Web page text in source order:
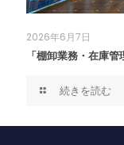
2026年6月7日
「棚卸業務・在庫
続きを読む